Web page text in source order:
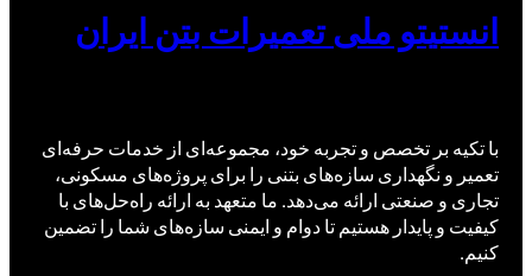
انستیتو ملی تعمیرات بتن ایران
با تکیه بر تخصص و تجربه خود، مجموعه‌ای از خدمات حرفه‌ای
تعمیر و نگهداری سازه‌های بتنی را برای پروژه‌های مسکونی،
تجاری و صنعتی ارائه می‌دهد. ما متعهد به ارائه راه‌حل‌های با
کیفیت و پایدار هستیم تا دوام و ایمنی سازه‌های شما را تضمین
کنیم.